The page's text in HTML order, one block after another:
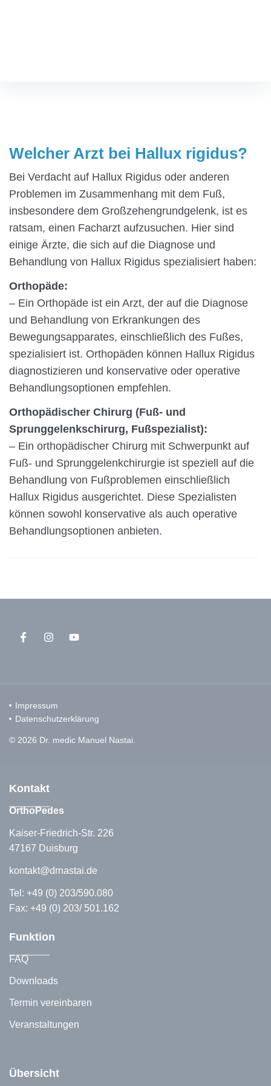
Welcher Arzt bei Hallux rigidus?
Bei Verdacht auf Hallux Rigidus oder anderen
Problemen im Zusammenhang mit dem Fuß,
insbesondere dem Großzehengrundgelenk, ist es
ratsam, einen Facharzt aufzusuchen. Hier sind
einige Ärzte, die sich auf die Diagnose und
Behandlung von Hallux Rigidus spezialisiert haben:
Orthopäde:
– Ein Orthopäde ist ein Arzt, der auf die Diagnose
und Behandlung von Erkrankungen des
Bewegungsapparates, einschließlich des Fußes,
spezialisiert ist. Orthopäden können Hallux Rigidus
diagnostizieren und konservative oder operative
Behandlungsoptionen empfehlen.
Orthopädischer Chirurg (Fuß- und
Sprunggelenkschirurg, Fußspezialist):
– Ein orthopädischer Chirurg mit Schwerpunkt auf
Fuß- und Sprunggelenkchirurgie ist speziell auf die
Behandlung von Fußproblemen einschließlich
Hallux Rigidus ausgerichtet. Diese Spezialisten
können sowohl konservative als auch operative
Behandlungsoptionen anbieten.
Impressum
Datenschutzerklärung
© 2026 Dr. medic Manuel Nastai.
Kontakt
OrthoPedes
Kaiser-Friedrich-Str. 226
47167 Duisburg
kontakt@drnastai.de
Tel: +49 (0) 203/590.080
Fax: +49 (0) 203/ 501.162
Funktion
FAQ
Downloads
Termin vereinbaren
Veranstaltungen
Übersicht